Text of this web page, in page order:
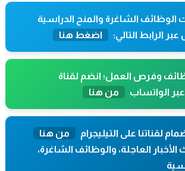
الشاغرة والمنح الدراسية
الرابط التالي:
اضغط هنا
وفرص العمل؛ انضم لقناة
الواتساب
من هنا
لقناتنا على التيليجرام
من هنا
العاجلة، والوظائف الشاغرة،